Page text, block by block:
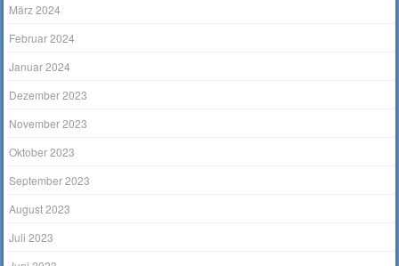
März 2024
Februar 2024
Januar 2024
Dezember 2023
November 2023
Oktober 2023
September 2023
August 2023
Juli 2023